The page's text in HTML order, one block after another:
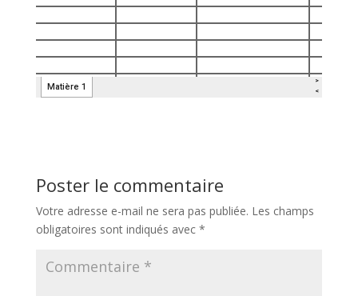
Poster le commentaire
Votre adresse e-mail ne sera pas publiée. Les champs
obligatoires sont indiqués avec *